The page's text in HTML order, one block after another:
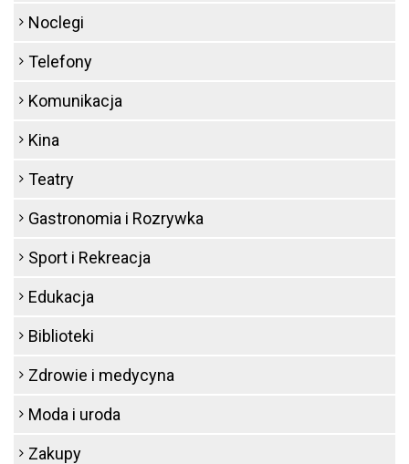
Noclegi
Telefony
Komunikacja
Kina
Teatry
Gastronomia i Rozrywka
Sport i Rekreacja
Edukacja
Biblioteki
Zdrowie i medycyna
Moda i uroda
Zakupy